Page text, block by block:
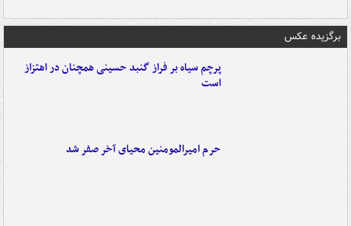
برگزیده عکس
پرچم سیاه بر فراز گنبد حسینی همچنان در اهتزاز
است
حرم امیرالمومنین محیای آخر صفر شد